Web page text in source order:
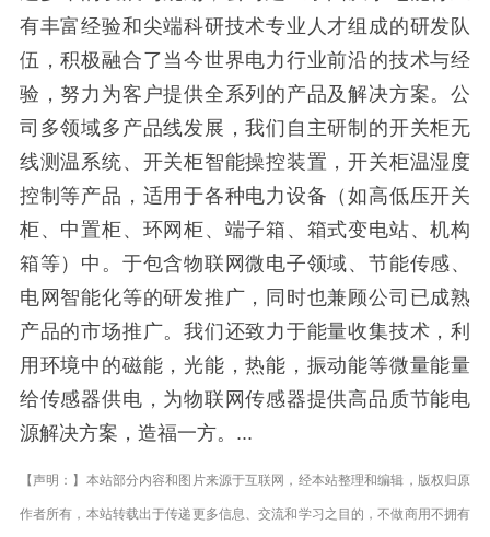
有丰富经验和尖端科研技术专业人才组成的研发队
伍，积极融合了当今世界电力行业前沿的技术与经
验，努力为客户提供全系列的产品及解决方案。公
司多领域多产品线发展，我们自主研制的开关柜无
线测温系统、开关柜智能操控装置，开关柜温湿度
控制等产品，适用于各种电力设备（如高低压开关
柜、中置柜、环网柜、端子箱、箱式变电站、机构
箱等）中。于包含物联网微电子领域、节能传感、
电网智能化等的研发推广，同时也兼顾公司已成熟
产品的市场推广。我们还致力于能量收集技术，利
用环境中的磁能，光能，热能，振动能等微量能量
给传感器供电，为物联网传感器提供高品质节能电
源解决方案，造福一方。...
【声明：】本站部分内容和图片来源于互联网，经本站整理和编辑，版权归原
作者所有，本站转载出于传递更多信息、交流和学习之目的，不做商用不拥有